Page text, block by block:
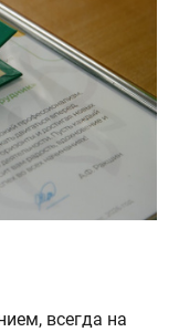
всегда на